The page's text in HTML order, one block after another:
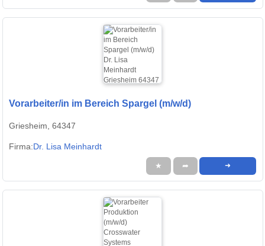
Vorarbeiter/in im Bereich Spargel (m/w/d)
Griesheim, 64347
Firma:Dr. Lisa Meinhardt
★ ➦ ➜